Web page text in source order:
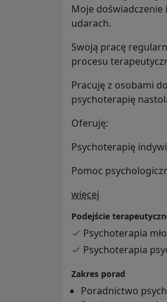
Moje
udarach.
Swoją pracę
procesu
Pracuję z osobami
psychoterapię
Oferuję:
Psychoterapię
Pomoc
więcej
Podejście
Psychoterapia
Psychoterapia
Zakres porad
Poradnictwo